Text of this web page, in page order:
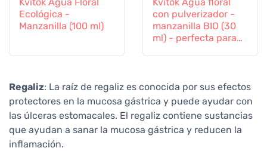
Ecológica -
Manzanilla (100 ml)
con pulverizador -
manzanilla BIO (30
ml) - perfecta para
Regaliz: La raíz de regaliz es conocida por sus efectos
protectores en la mucosa gástrica y puede ayudar con
las úlceras estomacales. El regaliz contiene sustancias
que ayudan a sanar la mucosa gástrica y reducen la
inflamación.